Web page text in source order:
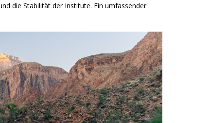
die Stabilität der Institute. Ein umfassender